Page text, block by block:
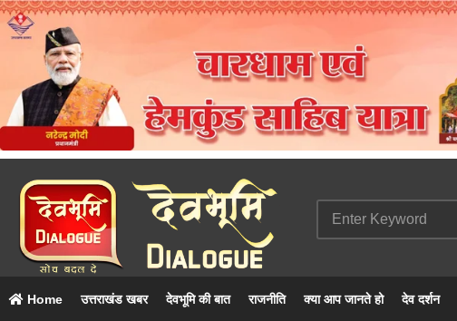
Home उत्तराखंड खबर देवभूमि की बात राजनीति क्या आप जानते हो देव दर्शन